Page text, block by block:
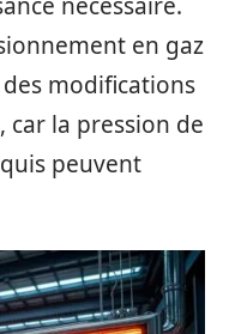
en gaz
modifications
la pression de
peuvent